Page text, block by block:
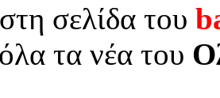
στη σελίδα του
τα νέα του